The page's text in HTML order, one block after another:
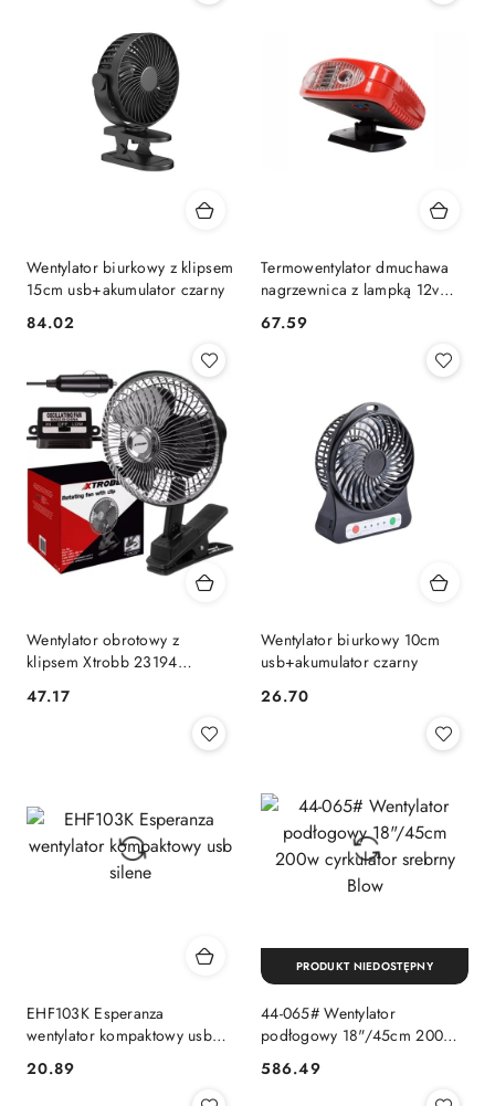
Wentylator biurkowy z klipsem
15cm usb+akumulator czarny
Cena:
84.02
Termowentylator dmuchawa
nagrzewnica z lampką 12v
amio-01326 AMiO
Cena:
67.59
Wentylator obrotowy z
klipsem Xtrobb 23194
Cena:
47.17
Wentylator biurkowy 10cm
usb+akumulator czarny
Cena:
26.70
EHF103K Esperanza
wentylator kompaktowy usb
Cena:
20.89
44-065# Wentylator
podłogowy 18"/45cm 200w
Cena:
586.49
PRODUKT NIEDOSTĘPNY